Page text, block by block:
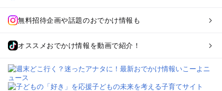
無料招待企画や話題のおでかけ情報も
オススメおでかけ情報を動画で紹介！